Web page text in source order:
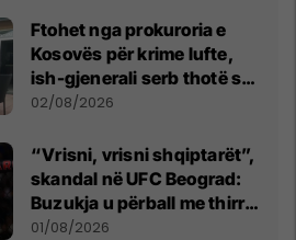
Ftohet nga prokuroria e
Kosovës për krime lufte,
ish-gjenerali serb thotë se
dikush e tradhtoi në
02/08/2026
“Vrisni, vrisni shqiptarët”,
skandal në UFC Beograd:
Buzukja u përball me thirrje
anti-shqiptare nga
01/08/2026